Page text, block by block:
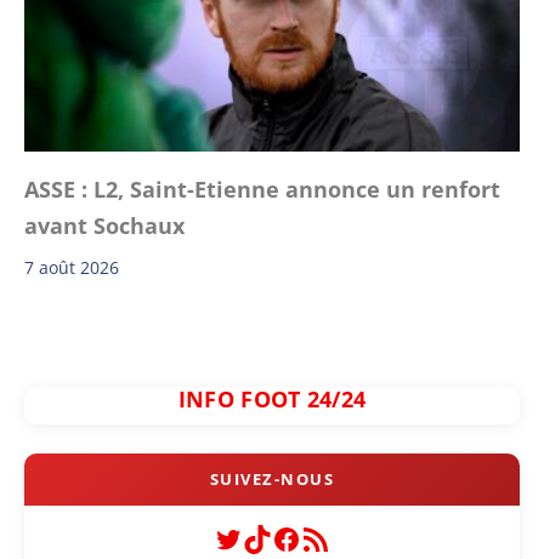
ASSE : L2, Saint-Etienne annonce un renfort
avant Sochaux
7 août 2026
INFO FOOT 24/24
Twitter
TikTok
Facebook
Flux RSS